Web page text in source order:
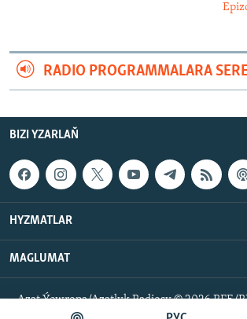
RADIO PROGRAMMALARA
BIZI YZARLAŇ
HYZMATLAR
MAGLUMAT
Azat Ýewropa/Azatlyk Radiosy © 2026 RFE/
hukuklar goralan.